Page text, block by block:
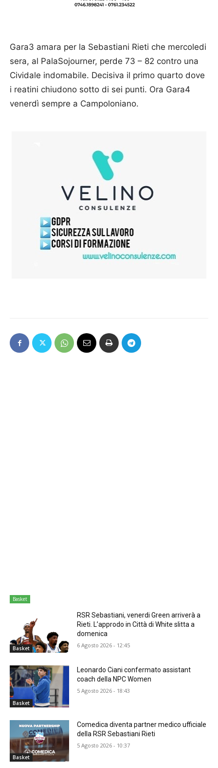
Gara3 amara per la Sebastiani Rieti che mercoledi
sera, al PalaSojourner, perde 73 – 82 contro una
Cividale indomabile. Decisiva il primo quarto dove
i reatini chiudono sotto di sei punti. Ora Gara4
venerdì sempre a Campoloniano.
Basket
Basket
RSR Sebastiani, venerdi Green arriverà a
Rieti. L’approdo in Città di White slitta a
domenica
6 Agosto 2026 - 12:45
Basket
Leonardo Ciani confermato assistant
coach della NPC Women
5 Agosto 2026 - 18:43
Basket
Comedica diventa partner medico ufficiale
della RSR Sebastiani Rieti
5 Agosto 2026 - 10:37